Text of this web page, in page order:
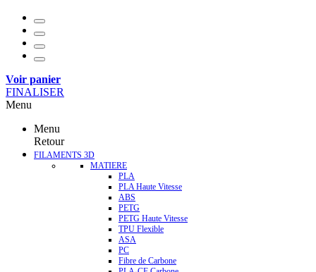
Voir panier
FINALISER
Menu
Menu
Retour
FILAMENTS 3D
MATIERE
PLA
PLA Haute Vitesse
ABS
PETG
PETG Haute Vitesse
TPU Flexible
ASA
PC
Fibre de Carbone